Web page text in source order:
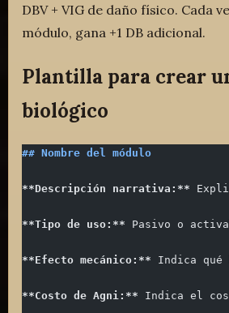
DBV + VIG de daño físico. Cada
módulo, gana +1 DB adicional.
Plantilla para crear
biológico
## Nombre del módulo
**Descripción narrativa:**
**Tipo de uso:** Pasivo o
**Efecto mecánico:** Indica qué
**Costo de Agni:** Indica el